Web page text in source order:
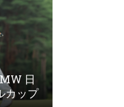
日
カップ